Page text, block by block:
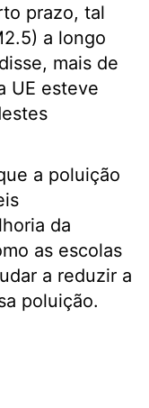
prazo, tal
a longo
mais de
UE esteve
a poluição
da
as escolas
a reduzir a
poluição.